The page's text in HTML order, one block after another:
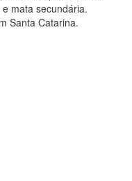
mata secundária.
Santa Catarina.